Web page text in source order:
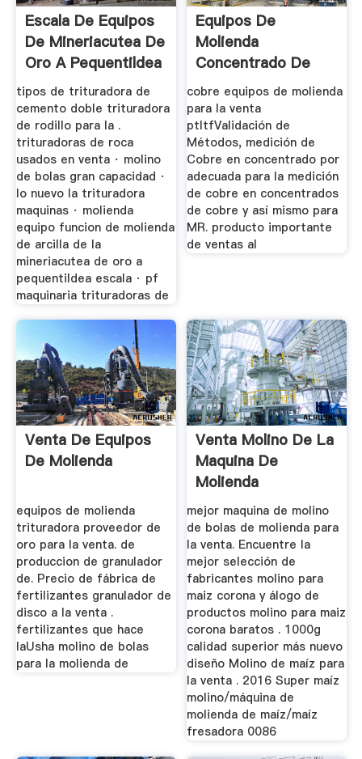
Escala De Equipos
De Mineriacutea De
Oro A Pequentildea
...
tipos de trituradora de
cemento doble trituradora
de rodillo para la .
trituradoras de roca
usados en venta · molino
de bolas gran capacidad ·
lo nuevo la trituradora
maquinas · molienda
equipo funcion de molienda
de arcilla de la
mineriacutea de oro a
pequentildea escala · pf
maquinaria trituradoras de
Equipos De
Molienda
Concentrado De
Cobre Para La
Venta
cobre equipos de molienda
para la venta
ptltfValidación de
Métodos, medición de
Cobre en concentrado por
adecuada para la medición
de cobre en concentrados
de cobre y así mismo para
MR. producto importante
de ventas al
Venta De Equipos
De Molienda
equipos de molienda
trituradora proveedor de
oro para la venta. de
produccion de granulador
de. Precio de fábrica de
fertilizantes granulador de
disco a la venta .
fertilizantes que hace
laUsha molino de bolas
para la molienda de
Venta Molino De La
Maquina De
Molienda
mejor maquina de molino
de bolas de molienda para
la venta. Encuentre la
mejor selección de
fabricantes molino para
maiz corona y álogo de
productos molino para maiz
corona baratos . 1000g
calidad superior más nuevo
diseño Molino de maíz para
la venta . 2016 Super maíz
molino/máquina de
molienda de maíz/maíz
fresadora 0086